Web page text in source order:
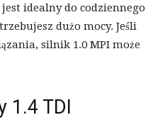
idealny do codziennego
dużo mocy. Jeśli
silnik 1.0 MPI może
1.4 TDI